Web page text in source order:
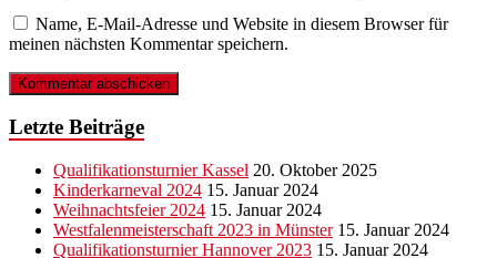
Name, E-Mail-Adresse und Website in diesem Browser für
meinen nächsten Kommentar speichern.
Letzte Beiträge
Qualifikationsturnier Kassel 20. Oktober 2025
Kinderkarneval 2024 15. Januar 2024
Weihnachtsfeier 2024 15. Januar 2024
Westfalenmeisterschaft 2023 in Münster 15. Januar 2024
Qualifikationsturnier Hannover 2023 15. Januar 2024